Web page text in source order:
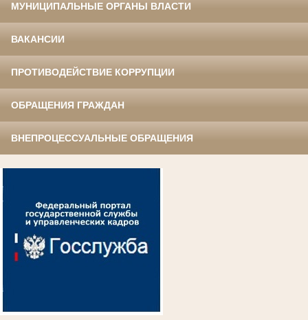
МУНИЦИПАЛЬНЫЕ ОРГАНЫ ВЛАСТИ
ВАКАНСИИ
ПРОТИВОДЕЙСТВИЕ КОРРУПЦИИ
ОБРАЩЕНИЯ ГРАЖДАН
ВНЕПРОЦЕССУАЛЬНЫЕ ОБРАЩЕНИЯ